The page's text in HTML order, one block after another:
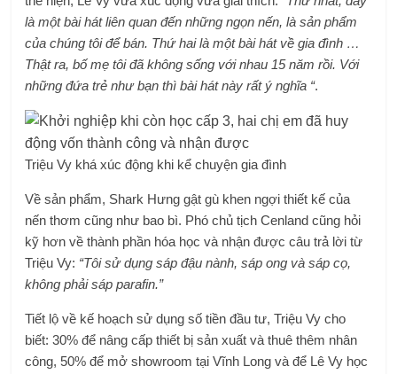
là một bài hát liên quan đến những ngọn nến, là sản phẩm
của chúng tôi để bán. Thứ hai là một bài hát về gia đình …
Thật ra, bố mẹ tôi đã không sống với nhau 15 năm rồi. Với
những đứa trẻ như bạn thì bài hát này rất ý nghĩa “.
Triệu Vy khá xúc động khi kể chuyện gia đình
Về sản phẩm, Shark Hưng gật gù khen ngợi thiết kế của
nến thơm cũng như bao bì. Phó chủ tịch Cenland cũng hỏi
kỹ hơn về thành phần hóa học và nhận được câu trả lời từ
Triệu Vy: “Tôi sử dụng sáp đậu nành, sáp ong và sáp cọ,
không phải sáp parafin.”
Tiết lộ về kế hoạch sử dụng số tiền đầu tư, Triệu Vy cho
biết: 30% để nâng cấp thiết bị sản xuất và thuê thêm nhân
công, 50% để mở showroom tại Vĩnh Long và để Lê Vy học